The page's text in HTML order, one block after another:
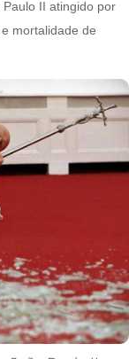
II atingido por
mortalidade de